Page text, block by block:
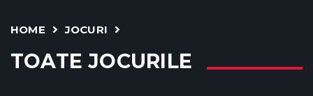
HOME JOCURI
TOATE JOCURILE